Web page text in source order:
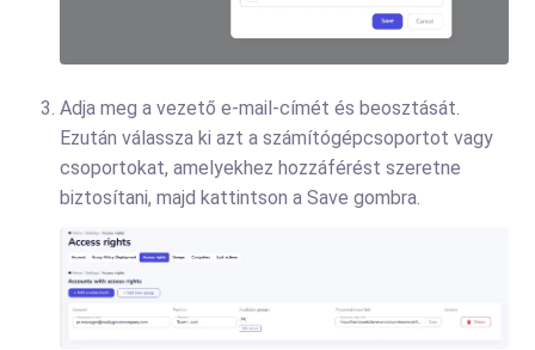
Adja meg a vezető e-mail-címét és beosztását.
Ezután válassza ki azt a számítógépcsoportot vagy
csoportokat, amelyekhez hozzáférést szeretne
biztosítani, majd kattintson a Save gombra.